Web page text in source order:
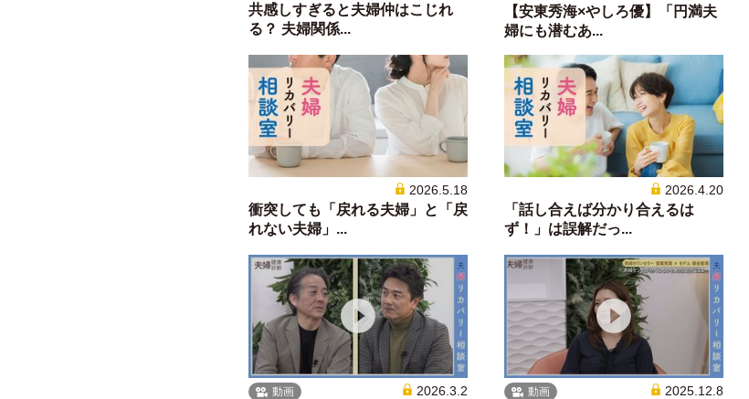
共感しすぎると夫婦仲はこじれ
る？ 夫婦関係...
【安東秀海×やしろ優】「円満夫
婦にも潜むあ...
2026.5.18
衝突しても「戻れる夫婦」と「戻
れない夫婦」...
2026.4.20
「話し合えば分かり合えるは
ず！」は誤解だっ...
動画 2026.3.2 動画 2025.12.8